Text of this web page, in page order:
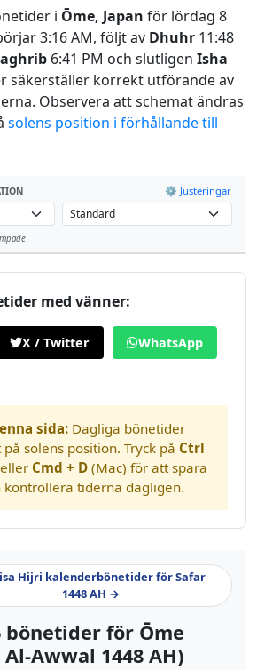
i Ōme, Japan för lördag 8
3:16 AM, följt av Dhuhr 11:48
6:41 PM och slutligen Isha
säkerställer korrekt utförande av
Observera att schemat ändras
solens position i förhållande till
⚙️ Justeringar
med vänner:
X / Twitter
WhatsApp
sida: Dagliga bönetider
solens position. Tryck på Ctrl
Cmd + D (Mac) för att spara
kontrollera tiderna dagligen.
Hijri kalenderbönetider för Safar
1448 AH →
bönetider för Ōme
Awwal 1448 AH)